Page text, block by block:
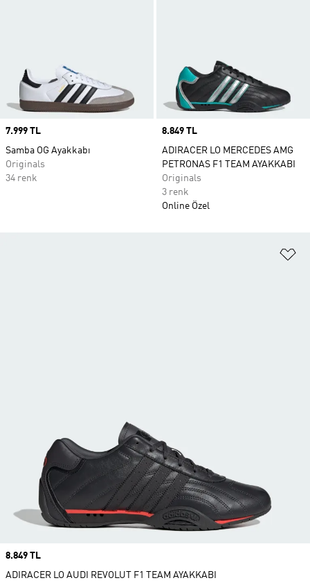
Price
7.999 TL
Samba OG Ayakkabı
Originals
34 renk
Price
8.849 TL
ADIRACER LO MERCEDES AMG
PETRONAS F1 TEAM AYAKKABI
Originals
3 renk
Online Özel
Price
8.849 TL
ADIRACER LO AUDI REVOLUT F1 TEAM AYAKKABI